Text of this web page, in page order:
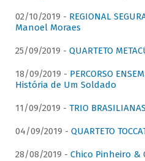
02/10/2019 - REGIONAL
Manoel Moraes
25/09/2019 - QUARTETO
18/09/2019 - PERCORSO
História de Um Soldado
11/09/2019 - TRIO BRASILIANAS
04/09/2019 - QUARTETO
28/08/2019 - Chico Pinheiro &